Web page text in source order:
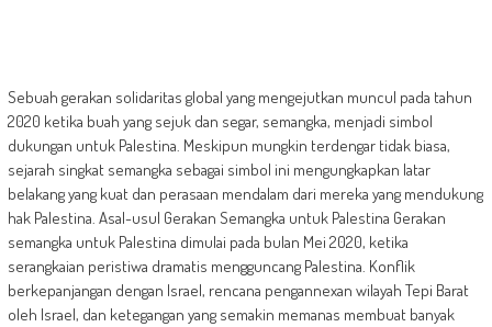
Sebuah gerakan solidaritas global yang mengejutkan muncul pada tahun
2020 ketika buah yang sejuk dan segar, semangka, menjadi simbol
dukungan untuk Palestina. Meskipun mungkin terdengar tidak biasa,
sejarah singkat semangka sebagai simbol ini mengungkapkan latar
belakang yang kuat dan perasaan mendalam dari mereka yang mendukung
hak Palestina. Asal-usul Gerakan Semangka untuk Palestina Gerakan
semangka untuk Palestina dimulai pada bulan Mei 2020, ketika
serangkaian peristiwa dramatis mengguncang Palestina. Konflik
berkepanjangan dengan Israel, rencana pengannexan wilayah Tepi Barat
oleh Israel, dan ketegangan yang semakin memanas membuat banyak